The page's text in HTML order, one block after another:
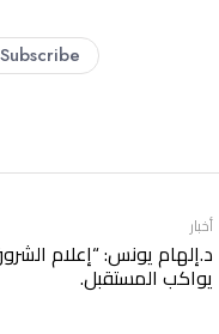
Subscribe
أخبار
د.إلهام يونس: “إعلام
يواكب المستقبل.